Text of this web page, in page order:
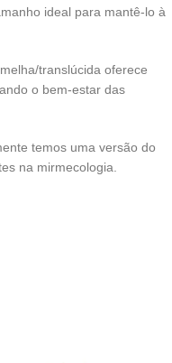
ideal para mantê-lo à
translúcida oferece
o bem-estar das
temos uma versão do
na mirmecologia.